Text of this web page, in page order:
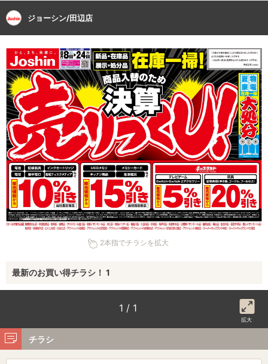
ジョーシン/田辺店
2本指でチラシを拡大
最新のお買い得チラシ！ 1
1 / 1
拡大
チラシ